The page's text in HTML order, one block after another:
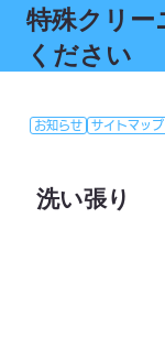
特殊クリ
ください
サイトマップ
お知らせ
洗い張り